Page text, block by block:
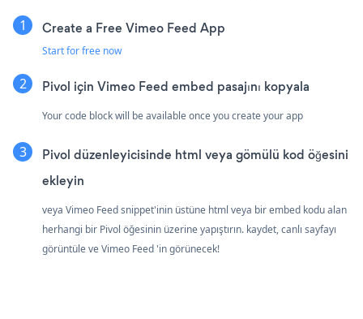
Create a Free Vimeo Feed App
Start for free now
Pivol için Vimeo Feed embed pasajını kopyala
Your code block will be available once you create your app
Pivol düzenleyicisinde html veya gömülü kod öğesini
ekleyin
veya Vimeo Feed snippet'inin üstüne html veya bir embed kodu alan
herhangi bir Pivol öğesinin üzerine yapıştırın. kaydet, canlı sayfayı
görüntüle ve Vimeo Feed 'in görünecek!